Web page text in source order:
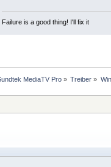
Failure is a good thing! I'll fix it
MediaTV Pro» Treiber »